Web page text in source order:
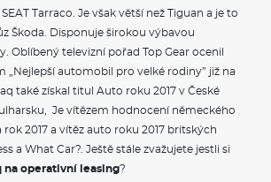
Tarraco. Je však větší než Tiguan a je to
Škoda. Disponuje širokou výbavou
Oblíbený televizní pořad Top Gear ocenil
„Nejlepší automobil pro velké rodiny” již na
také získal titul Auto roku 2017 v České
Je vítězem hodnocení německého
rok 2017 a vítěz auto roku 2017 britských
a What Car?. Ještě stále zvažujete jestli si
na operativní leasing?